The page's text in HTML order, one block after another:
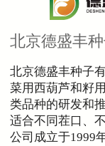
北京德盛丰
北京德盛丰种子
菜用西葫芦和籽
类品种的研发和
适合不同茬口、
公司成立于1999